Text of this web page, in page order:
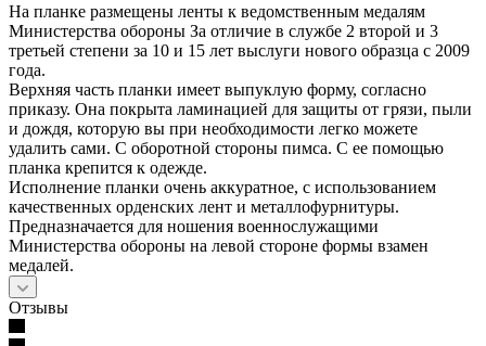
На планке размещены ленты к ведомственным медалям
Министерства обороны За отличие в службе 2 второй и 3
третьей степени за 10 и 15 лет выслуги нового образца с 2009
года.
Верхняя часть планки имеет выпуклую форму, согласно
приказу. Она покрыта ламинацией для защиты от грязи, пыли
и дождя, которую вы при необходимости легко можете
удалить сами. С оборотной стороны пимса. С ее помощью
планка крепится к одежде.
Исполнение планки очень аккуратное, с использованием
качественных орденских лент и металлофурнитуры.
Предназначается для ношения военнослужащими
Министерства обороны на левой стороне формы взамен
медалей.
Отзывы